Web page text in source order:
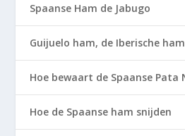
Spaanse Ham de Jabugo
Guijuelo ham, de Iberische
Hoe bewaart de Spaanse Pata
Hoe de Spaanse ham snijden